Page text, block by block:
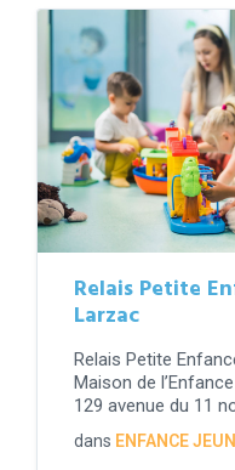
Relais Petite
Larzac
Relais Petite
Maison de
129 avenue du 11
dans ENFANCE